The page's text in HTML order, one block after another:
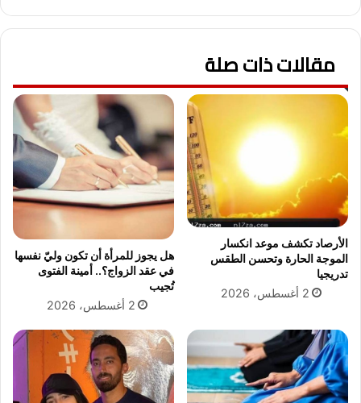
مقالات ذات صلة
الأرصاد تكشف موعد انكسار
الموجة الحارة وتحسن الطقس
تدريجيا
2 أغسطس، 2026
هل يجوز للمرأة أن تكون وليّ نفسها
في عقد الزواج؟.. أمينة الفتوى
تُجيب
2 أغسطس، 2026